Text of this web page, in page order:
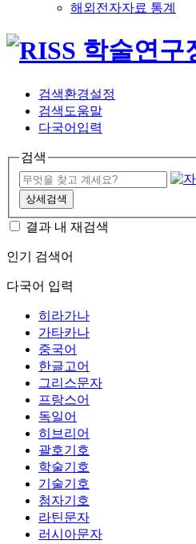
해외전자자료 통계
검색환경설정
검색도움말
다국어입력
검색
상세검색
결과 내 재검색
인기 검색어
다국어 입력
히라가나
가타카나
중국어
한글고어
그리스문자
프랑스어
독일어
히브리어
괄호기호
학술기호
기술기호
첨자기호
라틴문자
러시아문자